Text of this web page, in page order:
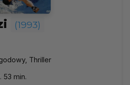
(1993)
Thriller
53 min.